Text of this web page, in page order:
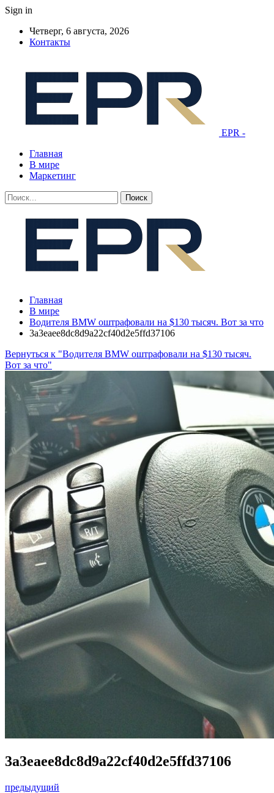
Sign in
Четверг, 6 августа, 2026
Контакты
EPR -
Главная
В мире
Маркетинг
Главная
В мире
Водителя BMW оштрафовали на $130 тысяч. Вот за что
3a3eaee8dc8d9a22cf40d2e5ffd37106
Вернуться к "Водителя BMW оштрафовали на $130 тысяч.
Вот за что"
3a3eaee8dc8d9a22cf40d2e5ffd37106
предыдущий